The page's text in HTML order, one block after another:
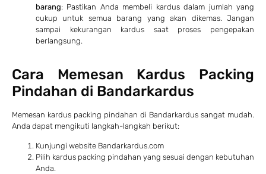
barang: Pastikan Anda membeli kardus dalam jumlah yang
cukup untuk semua barang yang akan dikemas. Jangan
sampai kekurangan kardus saat proses pengepakan
berlangsung.
Cara Memesan Kardus Packing
Pindahan di Bandarkardus
Memesan kardus packing pindahan di Bandarkardus sangat mudah.
Anda dapat mengikuti langkah-langkah berikut:
Kunjungi website Bandarkardus.com
Pilih kardus packing pindahan yang sesuai dengan kebutuhan
Anda.